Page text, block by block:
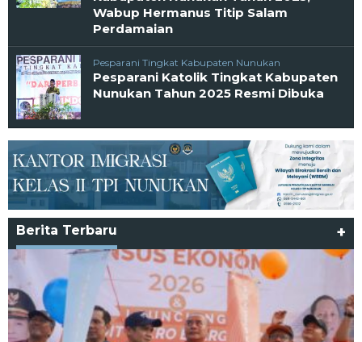
Wabup Hermanus Titip Salam
Perdamaian
Pesparani Tingkat Kabupaten Nunukan
Pesparani Katolik Tingkat Kabupaten
Nunukan Tahun 2025 Resmi Dibuka
Berita Terbaru +